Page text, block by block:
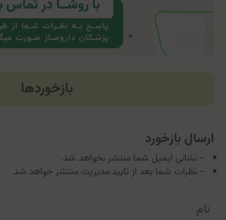
بازخوردها
ارسال بازخورد
- نشانی ایمیل شما منتشر نخواهد شد.
- نظرات شما بعد از تایید مدیریت منتشر خواهد شد
نام